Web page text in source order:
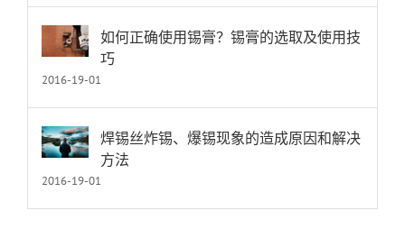
如何正确使用锡膏？锡膏的选取及使用技
巧
2016-19-01
焊锡丝炸锡、爆锡现象的造成原因和解决
方法
2016-19-01